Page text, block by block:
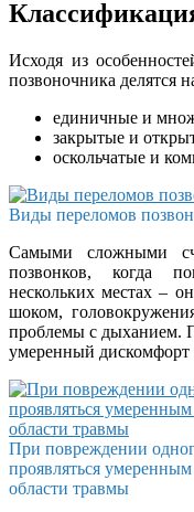
Исходя из
позвоночника делятся
единичные и
закрытые и
оскольчатые и
Виды переломов
Самыми сложными
позвонков, когда
нескольких местах –
шоком,
проблемы с дыханием.
умеренный дискомфорт
При повреждении
проявляться
области травмы